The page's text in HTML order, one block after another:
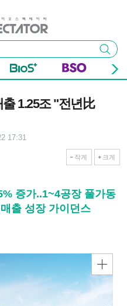
검색
1.25조 "전년比
17:31
작게 크게
증가..1~4공장 풀가동
출 성장 가이던스